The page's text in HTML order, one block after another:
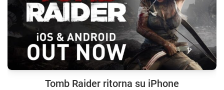
Tomb Raider ritorna su iPhone